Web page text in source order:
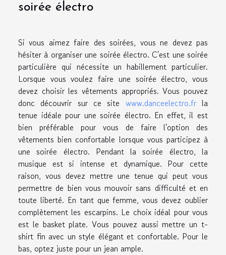
soirée électro
Si vous aimez faire des soirées, vous ne devez pas
hésiter à organiser une soirée électro. C'est une soirée
particulière qui nécessite un habillement particulier.
Lorsque vous voulez faire une soirée électro, vous
devez choisir les vêtements appropriés. Vous pouvez
donc découvrir sur ce site www.danceelectro.frla
tenue idéale pour une soirée électro. En effet, il est
bien préférable pour vous de faire l'option des
vêtements bien confortable lorsque vous participez à
une soirée électro. Pendant la soirée électro, la
musique est si intense et dynamique. Pour cette
raison, vous devez mettre une tenue qui peut vous
permettre de bien vous mouvoir sans difficulté et en
toute liberté. En tant que femme, vous devez oublier
complètement les escarpins. Le choix idéal pour vous
est le basket plate. Vous pouvez aussi mettre un t-
shirt fin avec un style élégant et confortable. Pour le
bas, optez juste pour un jean ample.